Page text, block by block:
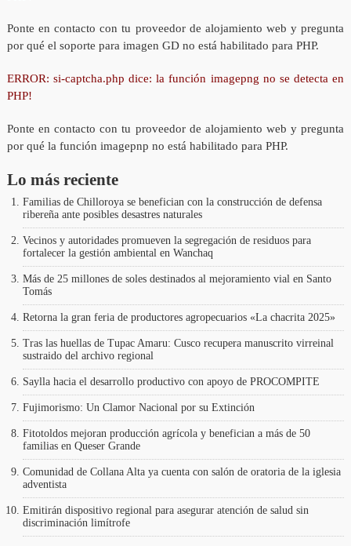
Ponte en contacto con tu proveedor de alojamiento web y pregunta
por qué el soporte para imagen GD no está habilitado para PHP.
ERROR: si-captcha.php dice: la función imagepng no se detecta en
PHP!
Ponte en contacto con tu proveedor de alojamiento web y pregunta
por qué la función imagepnp no está habilitado para PHP.
Lo más reciente
Familias de Chilloroya se benefician con la construcción de defensa
ribereña ante posibles desastres naturales
Vecinos y autoridades promueven la segregación de residuos para
fortalecer la gestión ambiental en Wanchaq
Más de 25 millones de soles destinados al mejoramiento vial en Santo
Tomás
Retorna la gran feria de productores agropecuarios «La chacrita 2025»
Tras las huellas de Tupac Amaru: Cusco recupera manuscrito virreinal
sustraido del archivo regional
Saylla hacia el desarrollo productivo con apoyo de PROCOMPITE
Fujimorismo: Un Clamor Nacional por su Extinción
Fitotoldos mejoran producción agrícola y benefician a más de 50
familias en Queser Grande
Comunidad de Collana Alta ya cuenta con salón de oratoria de la iglesia
adventista
Emitirán dispositivo regional para asegurar atención de salud sin
discriminación limítrofe